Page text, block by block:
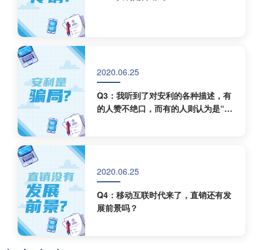
2020.06.25
Q3：我听到了对安利的各种描述，有
的人赞不绝口，而有的人则认为是“骗
2020.06.25
Q4：移动互联时代来了，直销还有发
展前景吗？